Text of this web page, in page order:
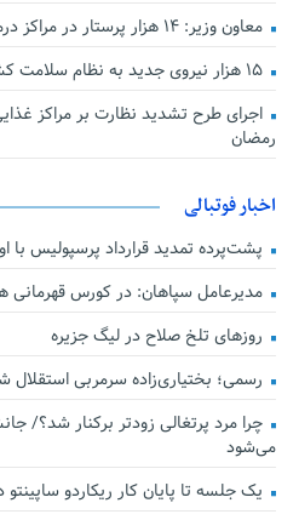
معاون وزیر: ۱۴ هزار پرستار در مراکز درمانی کشور فعالیت می‌کنند
۱۵ هزار نیروی جدید به نظام سلامت کشور افزوده شد
اجرای طرح تشدید نظارت بر مراکز
رمضان
اخبار فوتبالی
پشت‌پرده تمدید قرارداد پرسپولیس
مدیرعامل سپاهان: در کورس قهرمانی
روزهای تلخ صلاح در لیگ جزیره
رسمی؛ بختیاری‌زاده سرمربی استقلال
چرا مرد پرتغالی زودتر برکنار شد؟/
می‌شود
یک جلسه تا پایان کار ریکاردو ساپینتو